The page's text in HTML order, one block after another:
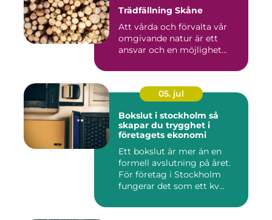
Trädfällning Skåne
Att vårda och förvalta vår
omgivande natur är ett
ansvar och en möjlighet...
05. jul
Bokslut i stockholm så
skapar du trygghet i
företagets ekonomi
Ett bokslut är mer än en
formell avslutning på året.
För företag i Stockholm
fungerar det som ett kv...